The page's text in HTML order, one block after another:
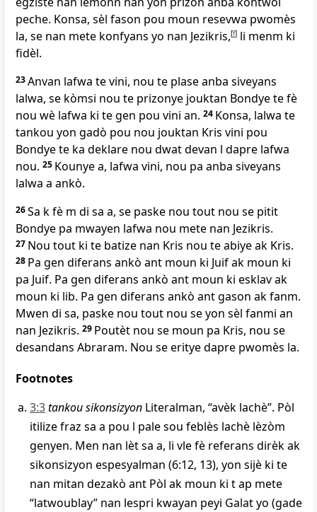
peche. Konsa, sèl fason pou moun resevwa pwomès
la, se nan mete konfyans yo nan Jezikris,[f] li menm ki
fidèl.
23Anvan lafwa te vini, nou te plase anba siveyans
lalwa, se kòmsi nou te prizonye jouktan Bondye te fè
nou wè lafwa ki te gen pou vini an. 24 Konsa, lalwa te
tankou yon gadò pou nou jouktan Kris vini pou
Bondye te ka deklare nou dwat devan l dapre lafwa
nou. 25 Kounye a, lafwa vini, nou pa anba siveyans
lalwa a ankò.
26Sa k fè m di sa a, se paske nou tout nou se pitit
Bondye pa mwayen lafwa nou mete nan Jezikris.
27 Nou tout ki te batize nan Kris nou te abiye ak Kris.
28 Pa gen diferans ankò ant moun ki Juif ak moun ki
pa Juif. Pa gen diferans ankò ant moun ki esklav ak
moun ki lib. Pa gen diferans ankò ant gason ak fanm.
Mwen di sa, paske nou tout nou se yon sèl fanmi an
nan Jezikris. 29 Poutèt nou se moun pa Kris, nou se
desandans Abraram. Nou se eritye dapre pwomès la.
Footnotes
3:3tankou sikonsizyon Literalman, “avèk lachè”. Pòl
itilize fraz sa a pou l pale sou feblès lachè lèzòm
genyen. Men nan lèt sa a, li vle fè referans dirèk ak
sikonsizyon espesyalman (6:12, 13), yon sijè ki te
nan mitan dezakò ant Pòl ak moun ki t ap mete
“latwoublay” nan lespri kwayan peyi Galat yo (gade